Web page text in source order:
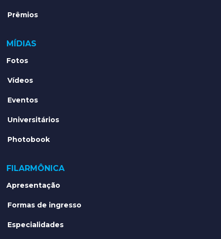
Prêmios
MÍDIAS
Fotos
Vídeos
Eventos
Universitários
Photobook
FILARMÔNICA
Apresentação
Formas de ingresso
Especialidades